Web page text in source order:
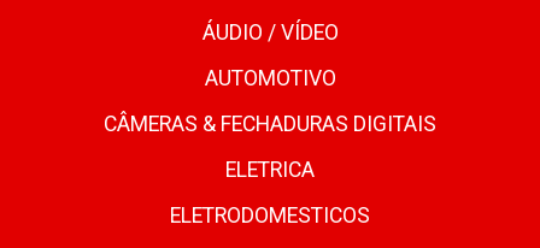
ÁUDIO / VÍDEO
AUTOMOTIVO
CÂMERAS & FECHADURAS DIGITAIS
ELETRICA
ELETRODOMESTICOS